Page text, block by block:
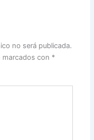
no será publicada.
con *